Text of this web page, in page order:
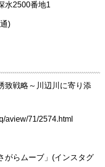
2500番地1
)
致戦略～川辺川に寄り添
aview/71/2574.html
がらムーブ」(インスタグ